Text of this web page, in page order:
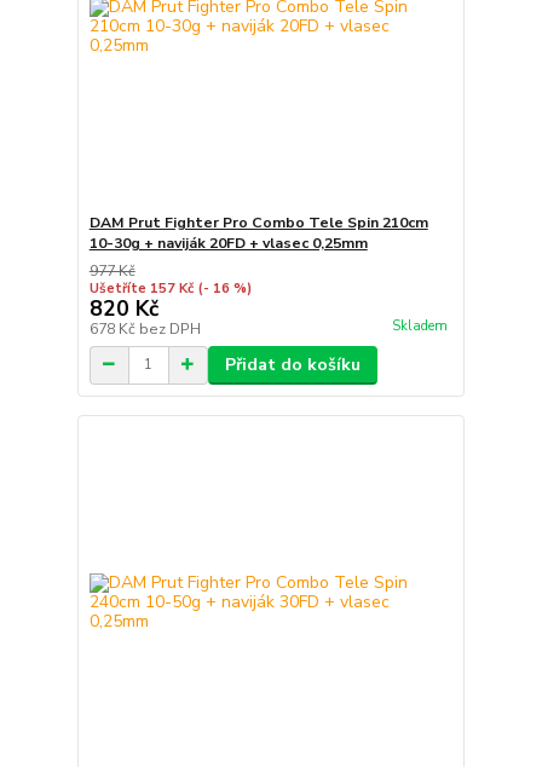
DAM Prut Fighter Pro Combo Tele Spin 210cm
10-30g + naviják 20FD + vlasec 0,25mm
977 Kč
Ušetříte 157 Kč (- 16 %)
820 Kč
678 Kč bez DPH Skladem
Přidat do košíku